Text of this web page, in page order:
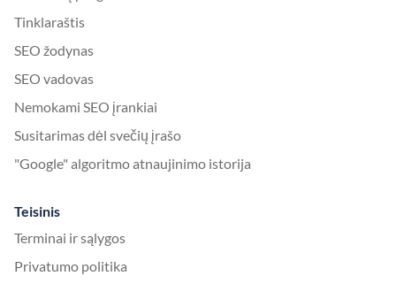
Tinklaraštis
SEO žodynas
SEO vadovas
Nemokami SEO įrankiai
Susitarimas dėl svečių įrašo
"Google" algoritmo atnaujinimo istorija
Teisinis
Terminai ir sąlygos
Privatumo politika